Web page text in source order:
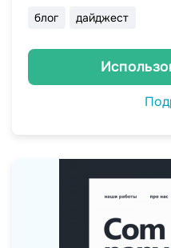
блог дайджест